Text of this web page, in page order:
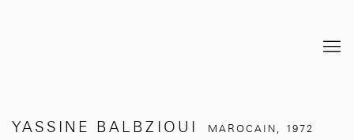
YASSINE BALBZIOUI MAROCAIN, 1972